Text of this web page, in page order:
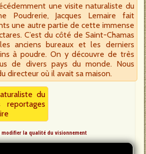
une visite naturaliste du
Poudrerie, Jacques Lemaire fait
une autre partie de cette immense
C’est du côté de Saint-Chamas
anciens bureaux et les derniers
à poudre. On y découvre de très
de divers pays du monde. Nous
directeur où il avait sa maison.
du
reportages
modifier la qualité du visionnement